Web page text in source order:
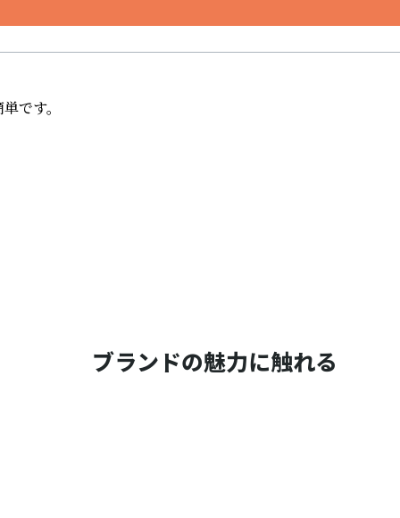
です。
ブランドの魅力に触れる